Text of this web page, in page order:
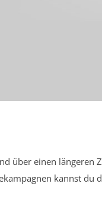
über einen
kannst